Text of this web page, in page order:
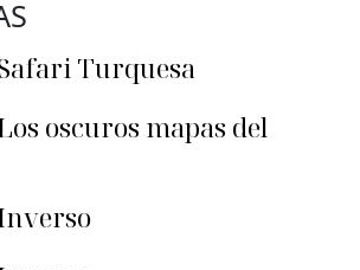
Turquesa
oscuros mapas del